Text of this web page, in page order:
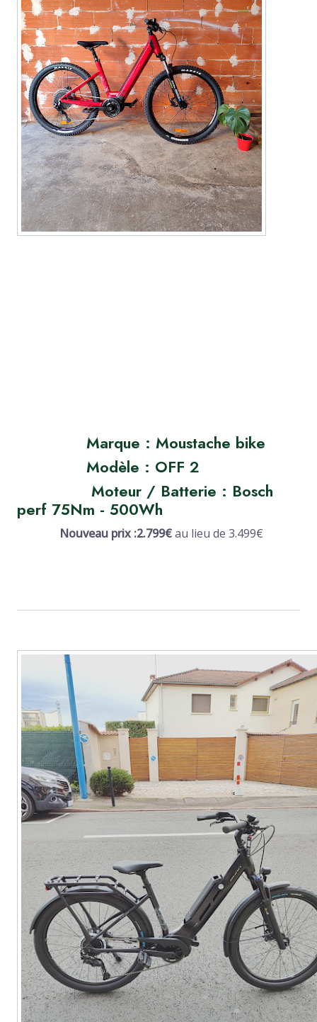
Marque : Moustache bike
Modèle : OFF 2
Moteur / Batterie : Bosch
perf 75Nm - 500Wh
Nouveau prix :2.799€au lieu de 3.499€